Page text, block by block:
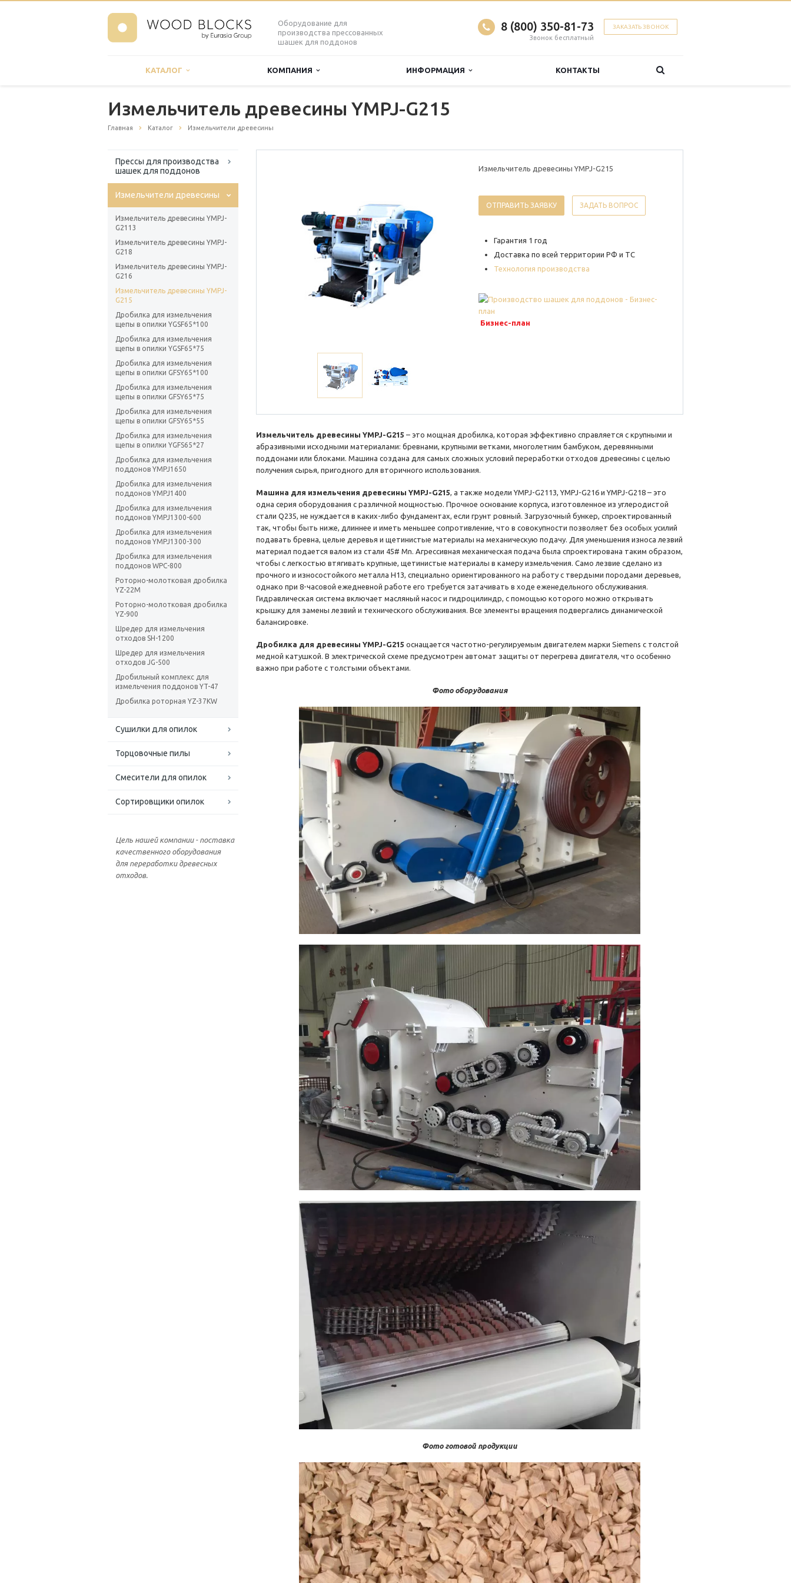
Оборудование для
производства прессованных
шашек для поддонов
ЗАКАЗАТЬ ЗВОНОК
8 (800) 350-81-73
Звонок бесплатный
КАТАЛОГ КОМПАНИЯ ИНФОРМАЦИЯ КОНТАКТЫ
Измельчитель древесины YMPJ-G215
Главная Каталог Измельчители древесины
Прессы для производства
шашек для поддонов
Измельчители древесины
Измельчитель древесины YMPJ-
G2113
Измельчитель древесины YMPJ-
G218
Измельчитель древесины YMPJ-
G216
Измельчитель древесины YMPJ-
G215
Дробилка для измельчения
щепы в опилки YGSF65*100
Дробилка для измельчения
щепы в опилки YGSF65*75
Дробилка для измельчения
щепы в опилки GFSY65*100
Дробилка для измельчения
щепы в опилки GFSY65*75
Дробилка для измельчения
щепы в опилки GFSY65*55
Дробилка для измельчения
щепы в опилки YGFS65*27
Дробилка для измельчения
поддонов YMPJ1650
Дробилка для измельчения
поддонов YMPJ1400
Дробилка для измельчения
поддонов YMPJ1300-600
Дробилка для измельчения
поддонов YMPJ1300-300
Дробилка для измельчения
поддонов WPC-800
Роторно-молотковая дробилка
YZ-22M
Роторно-молотковая дробилка
YZ-900
Шредер для измельчения
отходов SH-1200
Шредер для измельчения
отходов JG-500
Дробильный комплекс для
измельчения поддонов YT-47
Дробилка роторная YZ-37KW
Сушилки для опилок
Торцовочные пилы
Смесители для опилок
Сортировщики опилок
Цель нашей компании - поставка
качественного оборудования
для переработки древесных
отходов.
Измельчитель древесины YMPJ-G215
ОТПРАВИТЬ ЗАЯВКУ ЗАДАТЬ ВОПРОС
Гарантия 1 год
Доставка по всей территории РФ и ТС
Технология производства
Бизнес-план
Измельчитель древесины YMPJ-G215 – это мощная дробилка, которая эффективно справляется с крупными и
абразивными исходными материалами: бревнами, крупными ветками, многолетним бамбуком, деревянными
поддонами или блоками. Машина создана для самых сложных условий переработки отходов древесины с целью
получения сырья, пригодного для вторичного использования.
Машина для измельчения древесины YMPJ-G215, а также модели YMPJ-G2113, YMPJ-G216 и YMPJ-G218 – это
одна серия оборудования с различной мощностью. Прочное основание корпуса, изготовленное из углеродистой
стали Q235, не нуждается в каких-либо фундаментах, если грунт ровный. Загрузочный бункер, спроектированный
так, чтобы быть ниже, длиннее и иметь меньшее сопротивление, что в совокупности позволяет без особых усилий
подавать бревна, целые деревья и щетинистые материалы на механическую подачу. Для уменьшения износа лезвий
материал подается валом из стали 45# Mn. Агрессивная механическая подача была спроектирована таким образом,
чтобы с легкостью втягивать крупные, щетинистые материалы в камеру измельчения. Само лезвие сделано из
прочного и износостойкого металла H13, специально ориентированного на работу с твердыми породами деревьев,
однако при 8-часовой ежедневной работе его требуется затачивать в ходе еженедельного обслуживания.
Гидравлическая система включает масляный насос и гидроцилиндр, с помощью которого можно открывать
крышку для замены лезвий и технического обслуживания. Все элементы вращения подвергались динамической
балансировке.
Дробилка для древесины YMPJ-G215 оснащается частотно-регулируемым двигателем марки Siemens с толстой
медной катушкой. В электрической схеме предусмотрен автомат защиты от перегрева двигателя, что особенно
важно при работе с толстыми объектами.
Фото оборудования
Фото готовой продукции